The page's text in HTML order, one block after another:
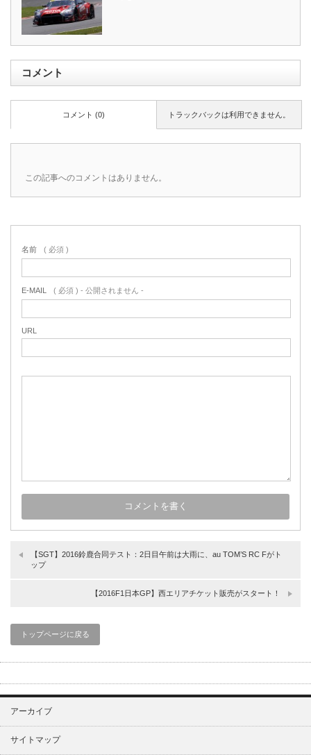
コメント
トラックバックは利用できません。
コメント (0)
この記事へのコメントはありません。
名前 ( 必須 )
E-MAIL ( 必須 ) - 公開されません -
URL
【SGT】2016鈴鹿合同テスト：2日目午前は大雨に、au TOM’S RC Fがト
ップ
【2016F1日本GP】西エリアチケット販売がスタート！
トップページに戻る
アーカイブ
サイトマップ